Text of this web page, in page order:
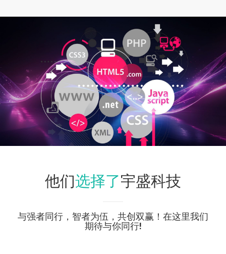
他们选择了宇盛科技
与强者同行，智者为伍，共创双赢！在这里我们
期待与你同行!